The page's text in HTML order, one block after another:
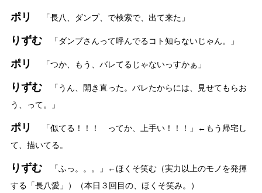
ポリ 「長八、ダンプ、で検索で、出て来た」
りずむ 「ダンプさんって呼んでるコト知らないじゃん。」
ポリ 「つか、もう、バレてるじゃないっすかぁ」
りずむ 「うん、開き直った。バレたからには、見せてもらお
う、って。」
ポリ
「似てる！！！ ってか、上手い！！！」←もう帰宅し
て、描いてる。
りずむ 「ふっ。。。」←ほくそ笑む（実力以上のモノを発揮
する「長八愛」）（本日３回目の、ほくそ笑み。）